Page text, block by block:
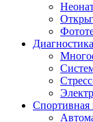
Диагностика
Спортивная